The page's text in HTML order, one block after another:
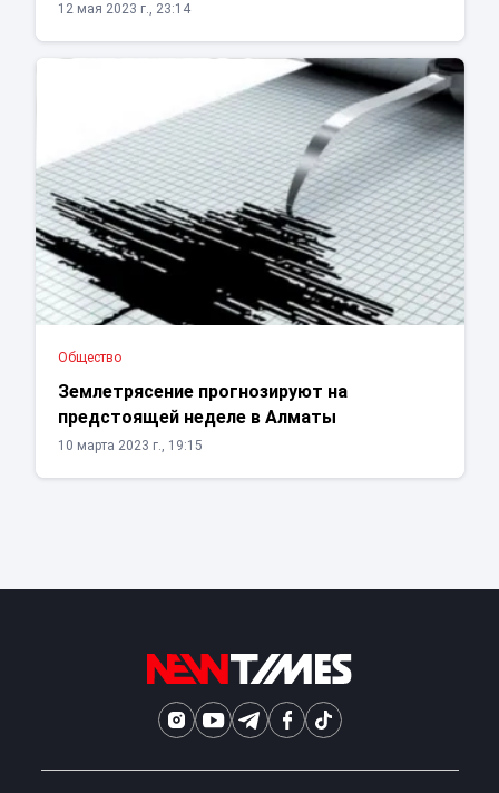
12 мая 2023 г., 23:14
Общество
Землетрясение прогнозируют на
предстоящей неделе в Алматы
10 марта 2023 г., 19:15